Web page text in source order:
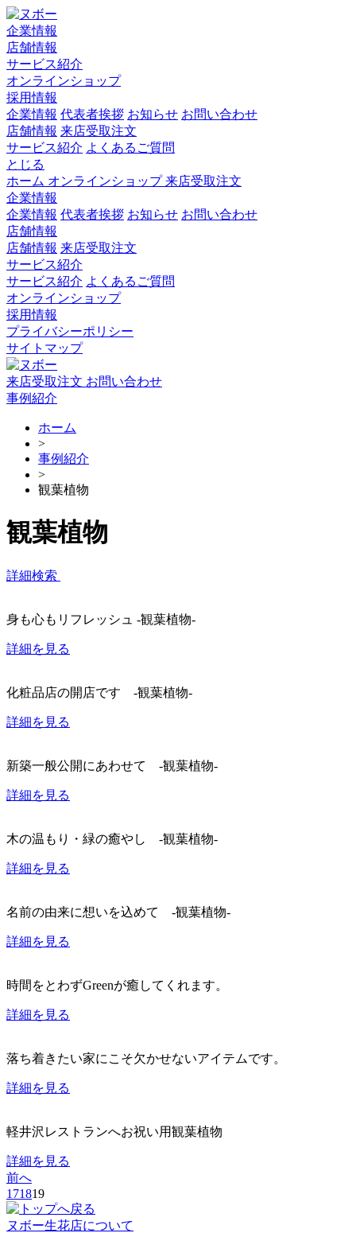
企業情報
店舗情報
サービス紹介
オンラインショップ
採用情報
企業情報 代表者挨拶 お知らせ お問い合わせ
店舗情報 来店受取注文
サービス紹介 よくあるご質問
とじる
ホーム オンラインショップ来店受取注文
企業情報
企業情報 代表者挨拶 お知らせ お問い合わせ
店舗情報
店舗情報 来店受取注文
サービス紹介
サービス紹介 よくあるご質問
オンラインショップ
採用情報
プライバシーポリシー
サイトマップ
来店受取注文 お問い合わせ
事例紹介
ホーム
>
事例紹介
>
観葉植物
観葉植物
詳細検索
身も心もリフレッシュ -観葉植物-
詳細を見る
化粧品店の開店です -観葉植物-
詳細を見る
新築一般公開にあわせて -観葉植物-
詳細を見る
木の温もり・緑の癒やし -観葉植物-
詳細を見る
名前の由来に想いを込めて -観葉植物-
詳細を見る
時間をとわずGreenが癒してくれます。
詳細を見る
落ち着きたい家にこそ欠かせないアイテムです。
詳細を見る
軽井沢レストランへお祝い用観葉植物
詳細を見る
前へ
171819
ヌボー生花店について